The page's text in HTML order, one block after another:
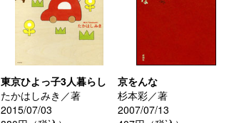
東京ひよっ子3人暮らし
たかはしみき／著
2015/07/03
京をんな
杉本彩／著
2007/07/13